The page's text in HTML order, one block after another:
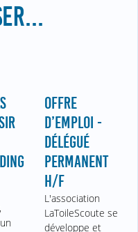
OFFRE
D’EMPLOI -
DÉLÉGUÉ
PERMANENT
H/F
L'association
LaToileScoute se
développe et